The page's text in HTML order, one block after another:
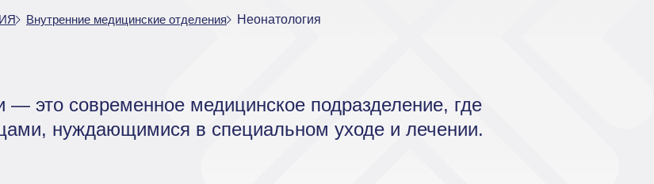
Внутренние медицинские отделения Неонатология
это современное медицинское подразделение, где
нуждающимися в специальном уходе и лечении.